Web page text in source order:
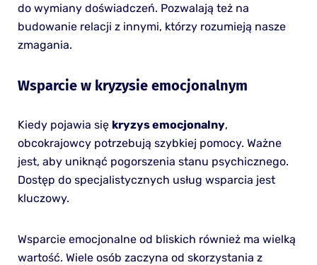
do wymiany doświadczeń. Pozwalają też na
budowanie relacji z innymi, którzy rozumieją nasze
zmagania.
Wsparcie w kryzysie emocjonalnym
Kiedy pojawia się kryzys emocjonalny,
obcokrajowcy potrzebują szybkiej pomocy. Ważne
jest, aby uniknąć pogorszenia stanu psychicznego.
Dostęp do specjalistycznych usług wsparcia jest
kluczowy.
Wsparcie emocjonalne od bliskich również ma wielką
wartość. Wiele osób zaczyna od skorzystania z